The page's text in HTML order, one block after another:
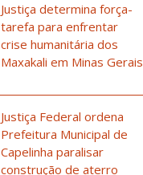
Justiça determina força-
tarefa para enfrentar
crise humanitária dos
Maxakali em Minas Gerais
Justiça Federal ordena
Prefeitura Municipal de
Capelinha paralisar
construção de aterro